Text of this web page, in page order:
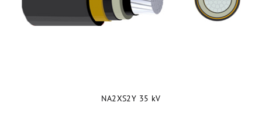
NA2XS2Y 35 kV